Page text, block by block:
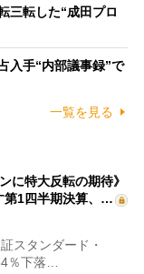
三転した“成田プロ
入手“内部議事録”で
一覧を見る
に特大反転の期待》
第1四半期決算、…
スタンダード・
％下落…